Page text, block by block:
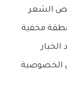
قص الشعر
مخفية
الخصوصية